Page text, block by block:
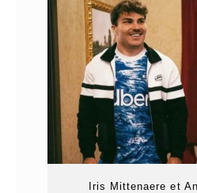
Iris Mittenaere et